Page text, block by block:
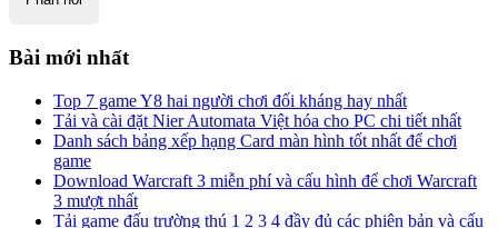
Bài mới nhất
Top 7 game Y8 hai người chơi đối kháng hay nhất
Tải và cài đặt Nier Automata Việt hóa cho PC chi tiết nhất
Danh sách bảng xếp hạng Card màn hình tốt nhất để chơi
game
Download Warcraft 3 miễn phí và cấu hình để chơi Warcraft
3 mượt nhất
Tải game đấu trường thú 1 2 3 4 đầy đủ các phiên bản và cấu